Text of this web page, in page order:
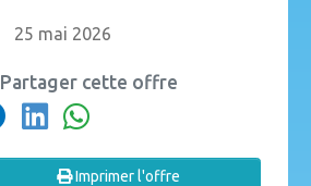
25 mai 2026
Partager cette offre
Imprimer l'offre